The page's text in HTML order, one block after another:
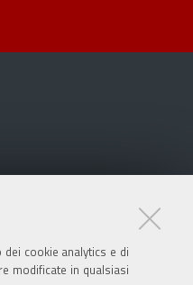
cookie analytics e di
modificate in qualsiasi